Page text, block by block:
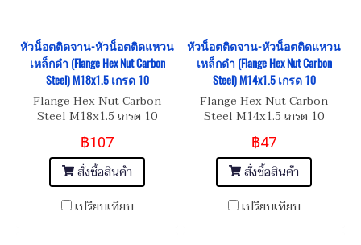
หัวน็อตติดจาน-หัวน็อตติดแหวน
เหล็กดำ (Flange Hex Nut Carbon
Steel) M18x1.5 เกรด 10
Flange Hex Nut Carbon
Steel M18x1.5 เกรด 10
฿107
สั่งซื้อสินค้า
เปรียบเทียบ
หัวน็อตติดจาน-หัวน็อตติดแหวน
เหล็กดำ (Flange Hex Nut Carbon
Steel) M14x1.5 เกรด 10
Flange Hex Nut Carbon
Steel M14x1.5 เกรด 10
฿47
สั่งซื้อสินค้า
เปรียบเทียบ